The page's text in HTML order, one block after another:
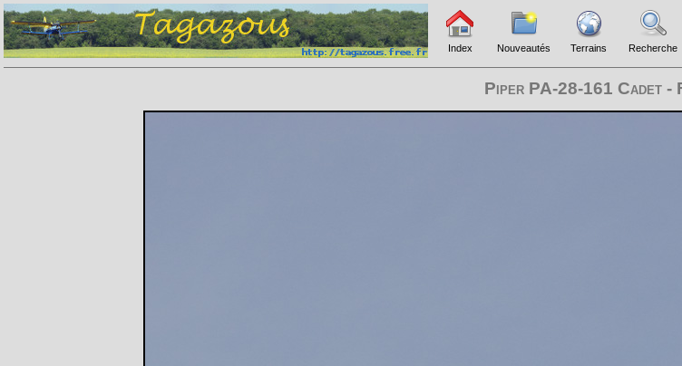
Index Nouveautés Terrains Recherche
Piper PA-28-161 Cadet -